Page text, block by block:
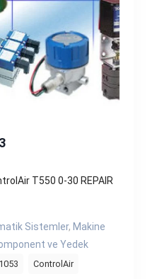
T550 0-30 REPAIR
Sistemler, Makine
ve Yedek
ControlAir